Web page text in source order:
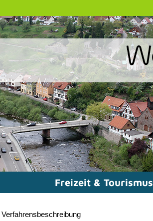
Freizeit & Tourismus
Verfahrensbeschreibung